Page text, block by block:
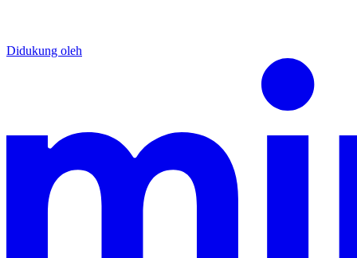
Didukung oleh